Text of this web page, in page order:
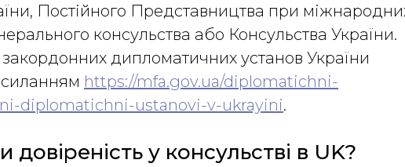
Постійного Представництва при
консульства або Консульства України.
дипломатичних установ України
https://mfa.gov.ua/diplomatichni-
diplomatichni-ustanovi-v-ukrayini.
у консульстві в UK?